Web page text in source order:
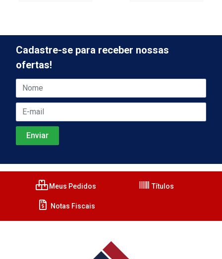
Cadastre-se para receber nossas
ofertas!
Meus Pedidos Títulos
Notas Fiscais